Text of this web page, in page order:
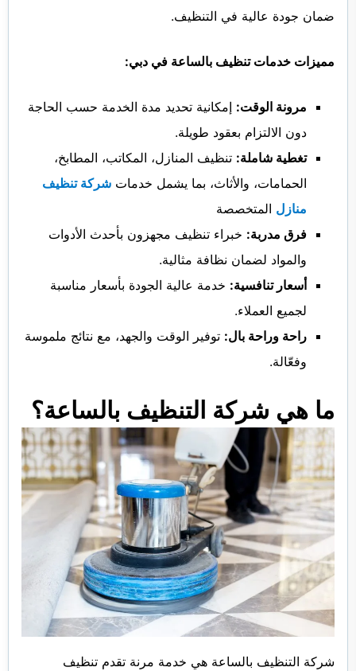
ضمان جودة عالية في التنظيف.
مميزات خدمات تنظيف بالساعة في دبي:
مرونة الوقت: إمكانية تحديد مدة الخدمة حسب الحاجة
دون الالتزام بعقود طويلة.
تغطية شاملة: تنظيف المنازل، المكاتب، المطابخ،
الحمامات، والأثاث، بما يشمل خدمات شركة تنظيف
منازل المتخصصة
فرق مدربة: خبراء تنظيف مجهزون بأحدث الأدوات
والمواد لضمان نظافة مثالية.
أسعار تنافسية: خدمة عالية الجودة بأسعار مناسبة
لجميع العملاء.
راحة وراحة بال: توفير الوقت والجهد، مع نتائج ملموسة
وفعّالة.
ما هي شركة التنظيف بالساعة؟
شركة التنظيف بالساعة هي خدمة مرنة تقدم تنظيف